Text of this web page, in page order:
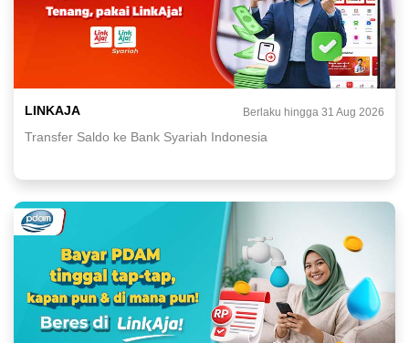
LINKAJA Berlaku hingga 31 Aug 2026
Transfer Saldo ke Bank Syariah Indonesia